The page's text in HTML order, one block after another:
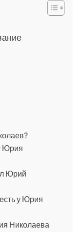
Юрия
Юрий
у Юрия
Николаева